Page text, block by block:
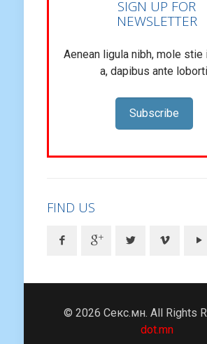
SIGN UP FOR
NEWSLETTER
Aenean ligula nibh, mole stie
a, dapibus ante
Subscribe
FIND US
© 2026 Секс.мн. All Rights
dot.mn